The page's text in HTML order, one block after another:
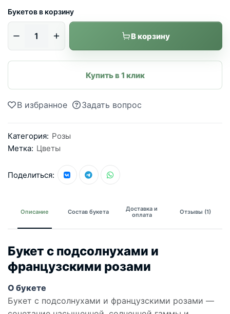
Букетов в корзину
В корзину
Купить в 1 клик
В избранное Задать вопрос
Категория: Розы
Метка: Цветы
Поделиться:
Описание Состав букета
Доставка и
оплата
Отзывы (1)
Букет с подсолнухами и
французскими розами
О букете
Букет с подсолнухами и французскими розами —